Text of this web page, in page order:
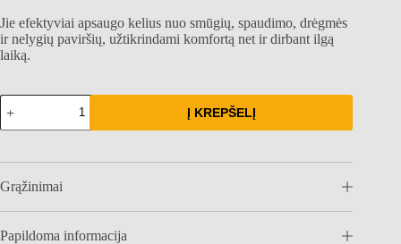
Jie efektyviai apsaugo kelius nuo smūgių, spaudimo, drėgmės
ir nelygių paviršių, užtikrindami komfortą net ir dirbant ilgą
laiką.
produkto
kiekis:
Antkeliai
Į KREPŠELĮ
Grąžinimai
Papildoma informacija